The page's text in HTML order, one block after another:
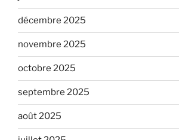
décembre 2025
novembre 2025
octobre 2025
septembre 2025
août 2025